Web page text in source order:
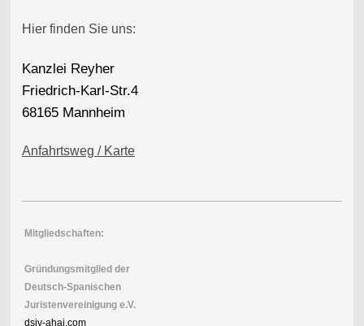
Hier finden Sie uns:
Kanzlei Reyher
Friedrich-Karl-Str.4
68165 Mannheim
Anfahrtsweg / Karte
M itgliedschaften:
Gründungsmitglied der
Deutsch-Spanischen
Juristenvereinigung e.V.
dsjv-ahaj.com